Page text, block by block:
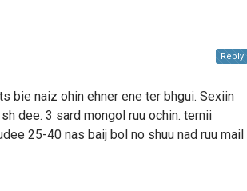
bie naiz ohin ehner ene ter bhgui. Sexiin
dee. 3 sard mongol ruu ochin. ternii
25-40 nas baij bol no shuu nad ruu mail
Reply